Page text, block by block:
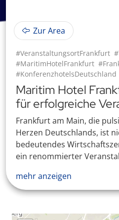
Zur Area
#VeranstaltungsortFrankfurt
#MaritimHotelFrankfurt
#KonferenzhotelsDeutschland
Maritim Hotel
für erfolgreiche
Frankfurt am Main, die
Herzen Deutschlands, ist
bedeutendes
ein renommierter
mehr anzeigen